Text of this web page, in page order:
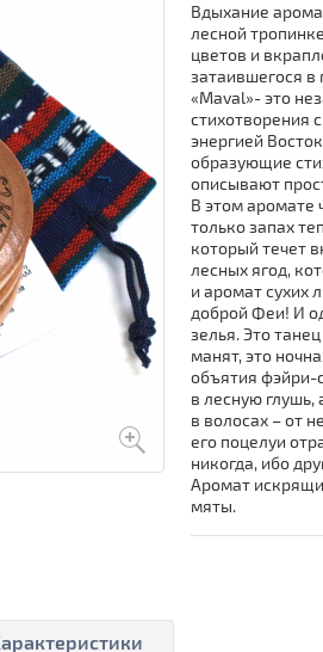
Вдыхание
лесной
цветов и
затаившегося в
«Maval»- это
стихотворения
энергией
образующие
описывают
В этом аромате
только запах
который течет
лесных ягод,
и аромат сухих
доброй Феи! И
зелья. Это
манят, это
объятия фэйри-
в лесную
в волосах – от
его поцелуи
никогда, ибо
Аромат
мяты.